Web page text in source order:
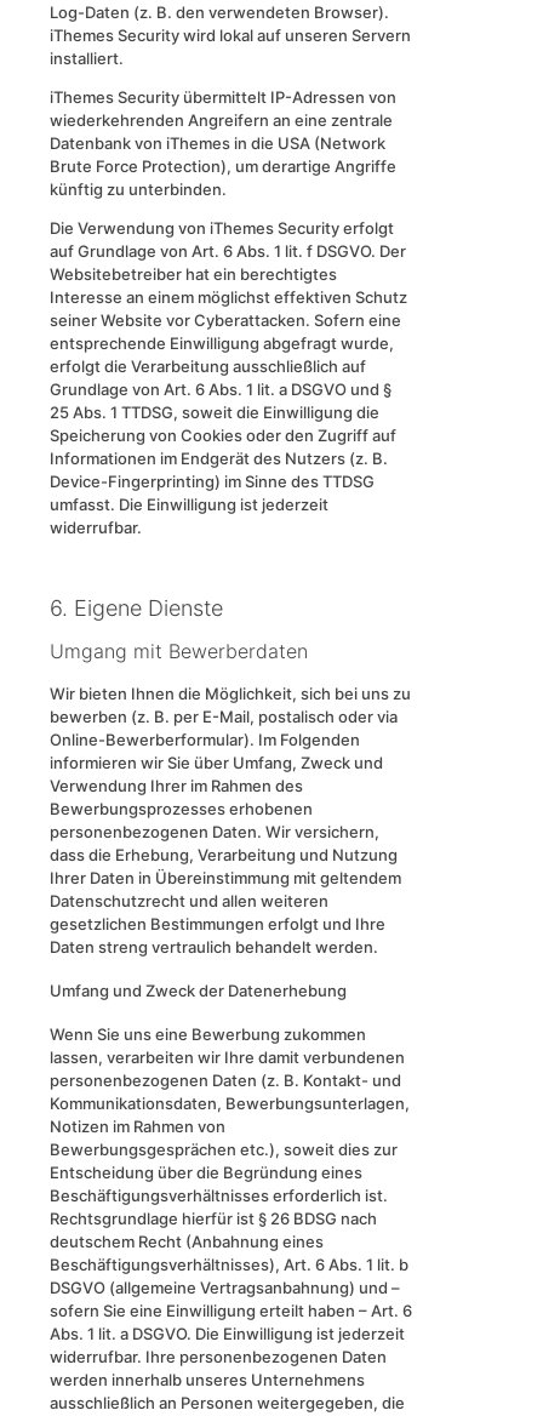
Log-Daten (z. B. den verwendeten Browser).
iThemes Security wird lokal auf unseren Servern
installiert.
iThemes Security übermittelt IP-Adressen von
wiederkehrenden Angreifern an eine zentrale
Datenbank von iThemes in die USA (Network
Brute Force Protection), um derartige Angriffe
künftig zu unterbinden.
Die Verwendung von iThemes Security erfolgt
auf Grundlage von Art. 6 Abs. 1 lit. f DSGVO. Der
Websitebetreiber hat ein berechtigtes
Interesse an einem möglichst effektiven Schutz
seiner Website vor Cyberattacken. Sofern eine
entsprechende Einwilligung abgefragt wurde,
erfolgt die Verarbeitung ausschließlich auf
Grundlage von Art. 6 Abs. 1 lit. a DSGVO und §
25 Abs. 1 TTDSG, soweit die Einwilligung die
Speicherung von Cookies oder den Zugriff auf
Informationen im Endgerät des Nutzers (z. B.
Device-Fingerprinting) im Sinne des TTDSG
umfasst. Die Einwilligung ist jederzeit
widerrufbar.
6. Eigene Dienste
Umgang mit Bewerberdaten
Wir bieten Ihnen die Möglichkeit, sich bei uns zu
bewerben (z. B. per E-Mail, postalisch oder via
Online-Bewerberformular). Im Folgenden
informieren wir Sie über Umfang, Zweck und
Verwendung Ihrer im Rahmen des
Bewerbungsprozesses erhobenen
personenbezogenen Daten. Wir versichern,
dass die Erhebung, Verarbeitung und Nutzung
Ihrer Daten in Übereinstimmung mit geltendem
Datenschutzrecht und allen weiteren
gesetzlichen Bestimmungen erfolgt und Ihre
Daten streng vertraulich behandelt werden.
Umfang und Zweck der Datenerhebung
Wenn Sie uns eine Bewerbung zukommen
lassen, verarbeiten wir Ihre damit verbundenen
personenbezogenen Daten (z. B. Kontakt- und
Kommunikationsdaten, Bewerbungsunterlagen,
Notizen im Rahmen von
Bewerbungsgesprächen etc.), soweit dies zur
Entscheidung über die Begründung eines
Beschäftigungsverhältnisses erforderlich ist.
Rechtsgrundlage hierfür ist § 26 BDSG nach
deutschem Recht (Anbahnung eines
Beschäftigungsverhältnisses), Art. 6 Abs. 1 lit. b
DSGVO (allgemeine Vertragsanbahnung) und –
sofern Sie eine Einwilligung erteilt haben – Art. 6
Abs. 1 lit. a DSGVO. Die Einwilligung ist jederzeit
widerrufbar. Ihre personenbezogenen Daten
werden innerhalb unseres Unternehmens
ausschließlich an Personen weitergegeben, die